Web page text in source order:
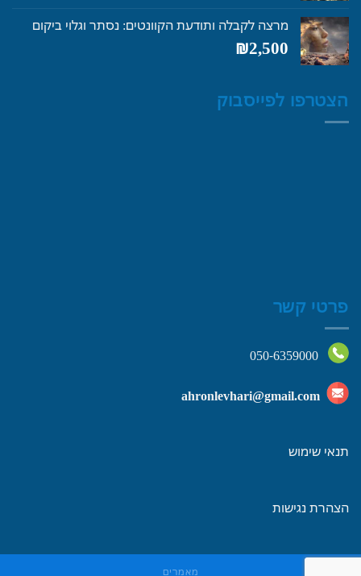
מרצה לקבלה ותודעת הקוונטים: נסתר וגלוי ביקום
₪2,500
הצטרפו לפייסבוק
פרטי קשר
050-6359000
ahronlevhari@gmail.com
תנאי שימוש
הצהרת נגישות
מאמרים